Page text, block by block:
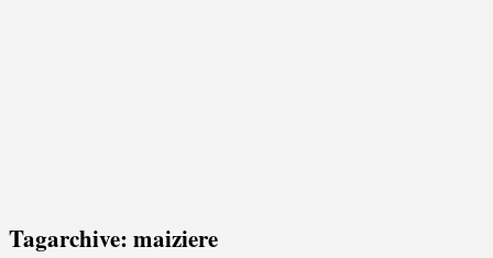
Tagarchive: maiziere